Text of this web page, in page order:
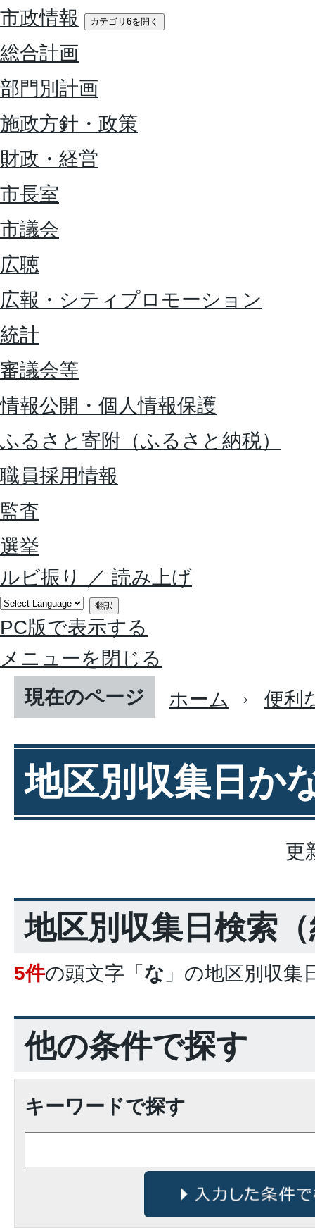
市政情報 カテゴリ6を開く
総合計画
部門別計画
施政方針・政策
財政・経営
市長室
市議会
広聴
広報・シティプロモーション
統計
審議会等
情報公開・個人情報保護
ふるさと寄附（ふるさと納税）
職員採用情報
監査
選挙
ルビ振り
／ 読み上げ
翻訳
PC版で表示する
メニューを閉じる
現在のページ
ホーム 便利
地区別収集日か
更
地区別収集日検索
5件の頭文字「 な 」の地区別収集
他の条件で探す
キーワードで探す